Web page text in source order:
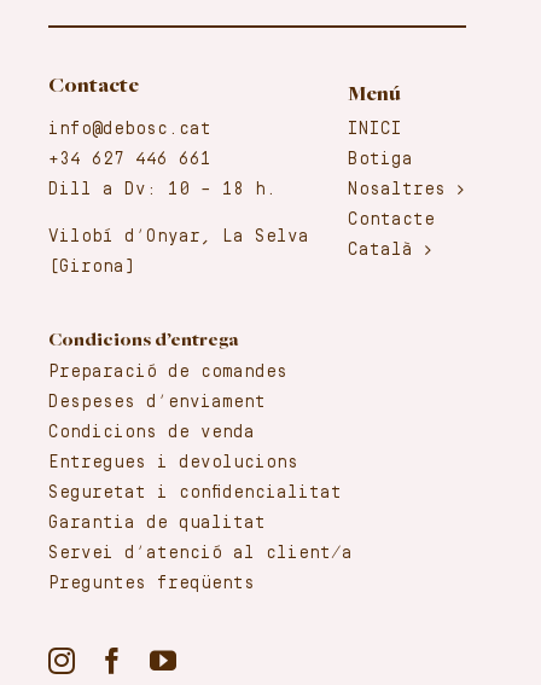
Menú
INICI
Botiga
Nosaltres
Contacte
Català
Contacte
info@debosc.cat
+34 627 446 661
Dill a Dv: 10 – 18 h.
Vilobí d’Onyar, La Selva
(Girona)
Condicions d’entrega
Preparació de comandes
Despeses d’enviament
Condicions de venda
Entregues i devolucions
Seguretat i confidencialitat
Garantia de qualitat
Servei d’atenció al client/a
Preguntes freqüents